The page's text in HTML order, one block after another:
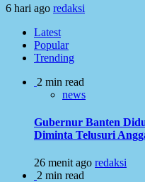
6 hari ago redaksi
Latest
Popular
Trending
2 min read
news
Gubernur Banten
Diminta Telusuri
26 menit ago redaksi
2 min read